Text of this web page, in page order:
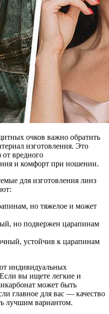
очков важно обратить
изготовления. Это
от вредного
и комфорт при ношении.
для изготовления линз
но тяжелое и может
но подвержен царапинам
устойчив к царапинам
индивидуальных
вы ищете легкие и
может быть
главное для вас — качество
лучшим вариантом.